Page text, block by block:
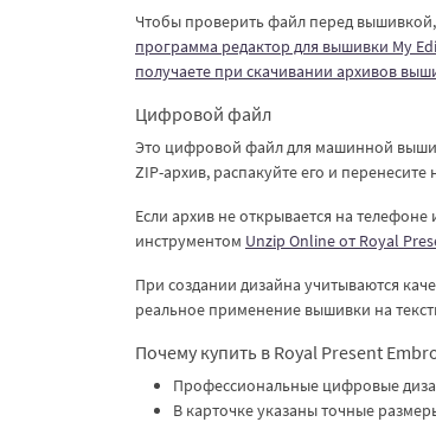
Чтобы проверить файл перед
программа редактор для вышивки My
получаете при скачивании архивов
Цифровой файл
Это цифровой файл для машинной
ZIP-архив, распакуйте его и
Если архив не открывается на
инструментом Unzip Online от Royal
При создании дизайна учитываются
реальное применение вышивки на
Почему купить в Royal Present
Профессиональные цифровые
В карточке указаны точные